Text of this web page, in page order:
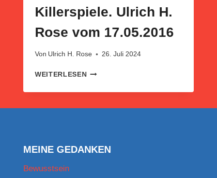
Killerspiele. Ulrich H.
Rose vom 17.05.2016
Von Ulrich H. Rose 26. Juli 2024
WEITERLESENKULTUR
KILLERSPIELE.
MEINE GEDANKEN
Bewusstsein